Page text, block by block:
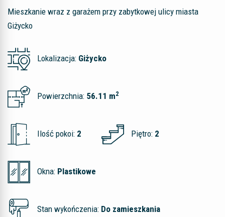
Mieszkanie wraz z garażem przy zabytkowej ulicy miasta
Giżycko
Lokalizacja: Giżycko
Powierzchnia: 56.11 m2
Ilość pokoi: 2 Piętro: 2
Okna: Plastikowe
Stan wykończenia: Do zamieszkania